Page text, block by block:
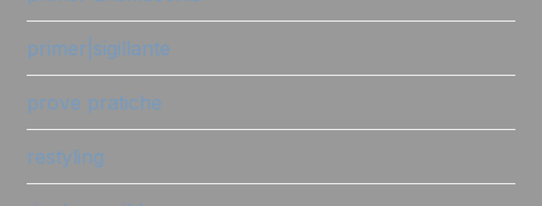
primer|sigillante
prove pratiche
restyling